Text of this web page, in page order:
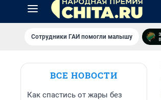
Сотрудники ГАИ помогли малышу
ВСЕ НОВОСТИ
Как спастись от жары без